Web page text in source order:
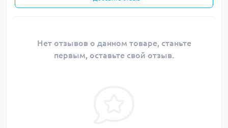
Нет отзывов о данном товаре, станьте
первым, оставьте свой отзыв.